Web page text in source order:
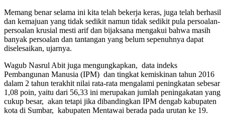
Memang benar selama ini kita telah bekerja keras, juga telah berhasil
dan kemajuan yang tidak sedikit namun tidak sedikit pula persoalan-
persoalan krusial mesti arif dan bijaksana mengakui bahwa masih
banyak persoalan dan tantangan yang belum sepenuhnya dapat
diselesaikan, ujarnya.
Wagub Nasrul Abit juga mengungkapkan, data indeks
Pembangunan Manusia (IPM) dan tingkat kemiskinan tahun 2016
dalam 2 tahun terakhit nilai rata-rata mengalami peningkatan sebesar
1,08 poin, yaitu dari 56,33 ini merupakan jumlah peningakatan yang
cukup besar, akan tetapi jika dibandingkan IPM dengab kabupaten
kota di Sumbar, kabupaten Mentawai berada pada urutan ke 19.